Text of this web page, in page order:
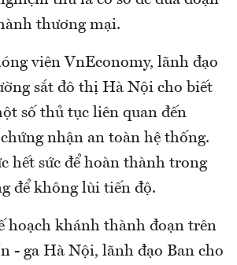
thương mại.
viên VnEconomy, lãnh đạo
sắt đô thị Hà Nội cho biết
số thủ tục liên quan đến
nhận an toàn hệ thống.
hết sức để hoàn thành trong
để không lùi tiến độ.
hoạch khánh thành đoạn trên
- ga Hà Nội, lãnh đạo Ban cho